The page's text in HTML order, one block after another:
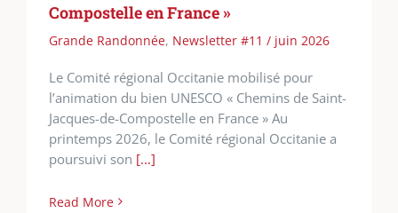
Compostelle en France »
Grande Randonnée, Newsletter #11 / juin 2026
Le Comité régional Occitanie mobilisé pour
l’animation du bien UNESCO « Chemins de Saint-
Jacques-de-Compostelle en France » Au
printemps 2026, le Comité régional Occitanie a
poursuivi son [...]
Read More